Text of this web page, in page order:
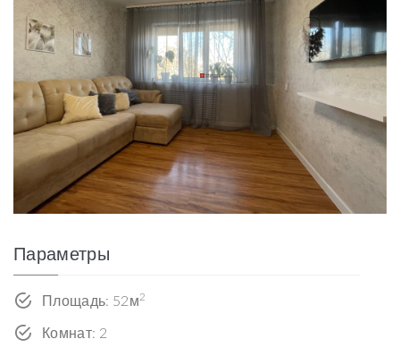
Параметры
Площадь: 52м2
Комнат: 2